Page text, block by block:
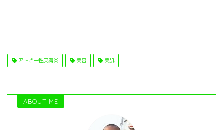
アトピー性皮膚炎 美容 美肌
ABOUT ME